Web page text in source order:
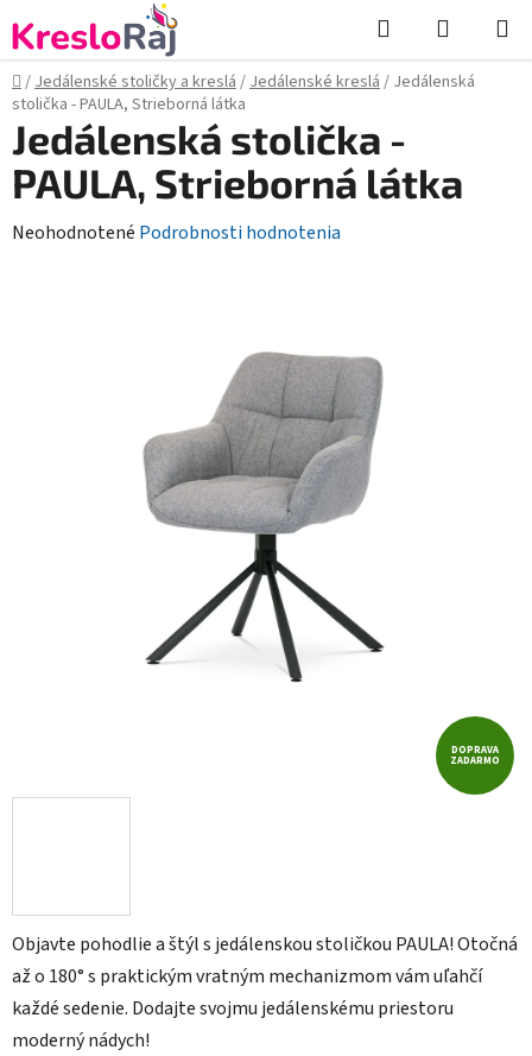
na
obsah
Hľadať
KOŠÍK
Domov
/Jedálenské stoličky a kreslá/Jedálenské kreslá/ Jedálenská
stolička - PAULA, Strieborná látka
Objavte pohodlie a štýl s jedálenskou stoličkou PAULA! Otočná
až o 180° s praktickým vratným mechanizmom vám uľahčí
každé sedenie. Dodajte svojmu jedálenskému priestoru
moderný nádych!
Jedálenská stolička -
PAULA, Strieborná látka
Priemerné
Neohodnotené Podrobnosti hodnotenia
DOPRAVA
ZADARMO